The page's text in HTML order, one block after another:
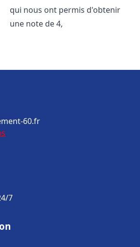
qui nous ont permis d'obtenir
une note de 4,
60.fr
7